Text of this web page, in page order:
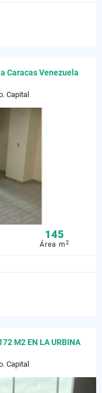
Caracas Venezuela
Capital
145
Área m2
M2 EN LA URBINA
Capital